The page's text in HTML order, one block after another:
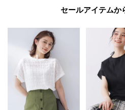
セールアイテムか